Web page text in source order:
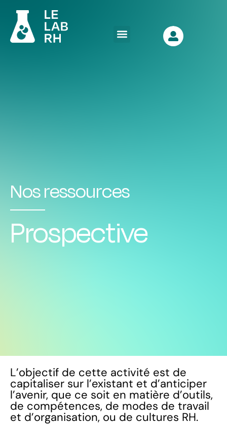
Nos ressources
Prospective
L’objectif de cette activité est de
capitaliser sur l’existant et d’anticiper
l’avenir, que ce soit en matière d’outils,
de compétences, de modes de travail
et d’organisation, ou de cultures RH.